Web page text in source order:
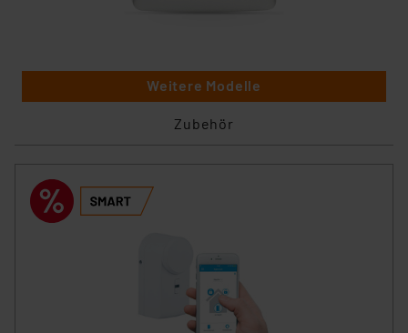
Weitere Modelle
Zubehör